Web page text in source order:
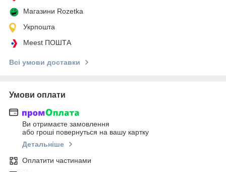
Магазини Rozetka
Укрпошта
Meest ПОШТА
Всі умови доставки
Умови оплати
Ви отримаєте замовлення
або гроші повернуться на вашу картку
Детальніше
Оплатити частинами